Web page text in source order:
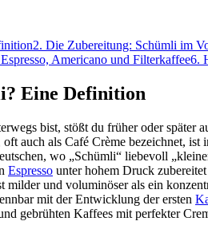
2. Die Zubereitung: Schümli im
Americano und Filterkaffee6.
Eine Definition
bist, stößt du früher oder später
oft auch als Café Crème bezeichnet,
wo „Schümli“ liebevoll
Espresso unter hohem Druck
milder und voluminöser als ein
mit der Entwicklung der ersten
gebrühten Kaffees mit perfekter